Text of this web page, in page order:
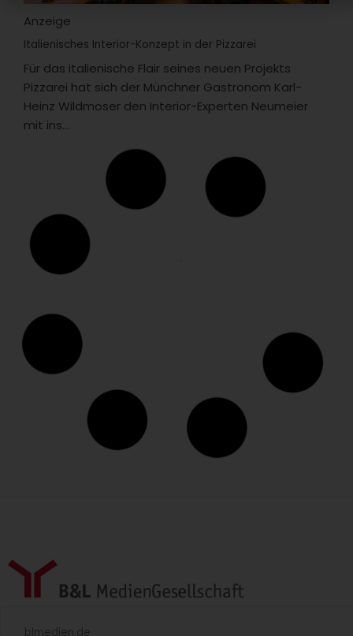
Anzeige
Italienisches Interior-Konzept in der Pizzarei
Für das italienische Flair seines neuen Projekts
Pizzarei hat sich der Münchner Gastronom Karl-
Heinz Wildmoser den Interior-Experten Neumeier
mit ins...
blmedien.de